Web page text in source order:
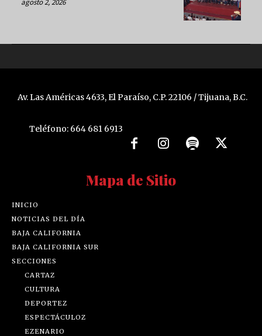
agosto 2, 2026
Av. Las Américas 4633, El Paraíso, C.P. 22106 / Tijuana, B.C.
Teléfono: 664 681 6913
Mapa de Sitio
INICIO
NOTICIAS DEL DÍA
BAJA CALIFORNIA
BAJA CALIFORNIA SUR
SECCIONES
CARTAZ
CULTURA
DEPORTEZ
ESPECTÁCULOZ
EZENARIO